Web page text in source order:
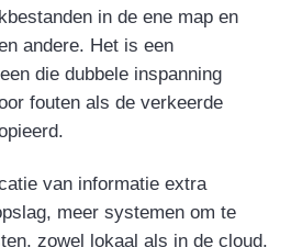
in de ene map en
andere. Het is een
die dubbele inspanning
fouten als de verkeerde
van informatie extra
meer systemen om te
zowel lokaal als in de cloud.